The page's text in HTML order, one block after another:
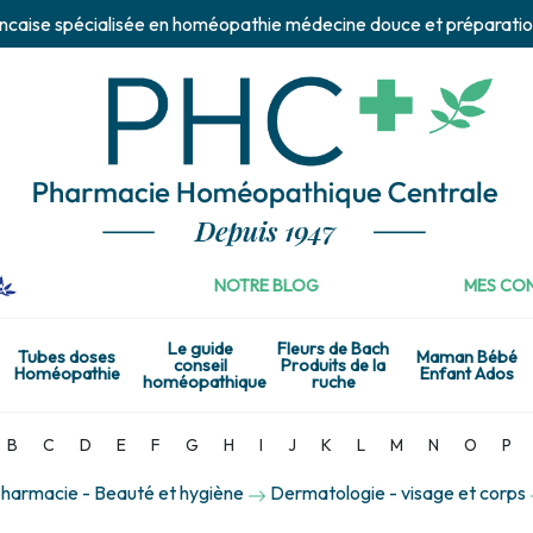
spécialisée en homéopathie médecine douce et
NOTRE BLOG MES
Tubes doses
Homéopathie
Le guide
conseil
homéopathique
Fleurs de Bach
Produits de la
ruche
Maman Bébé
Enfant Ados
B C D E F G H I J K L M N O P
- Beauté et hygiène Dermatologie - visage et corps